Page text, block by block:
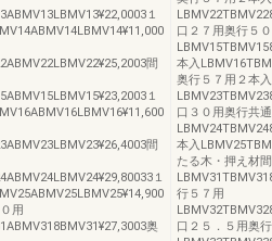
１
間
１
間
１
用
奥
口２７用奥行５
本入
奥行５７用２本入
口３０用奥行共
本入
たる木・押え材
行５７用
口２５．５用奥